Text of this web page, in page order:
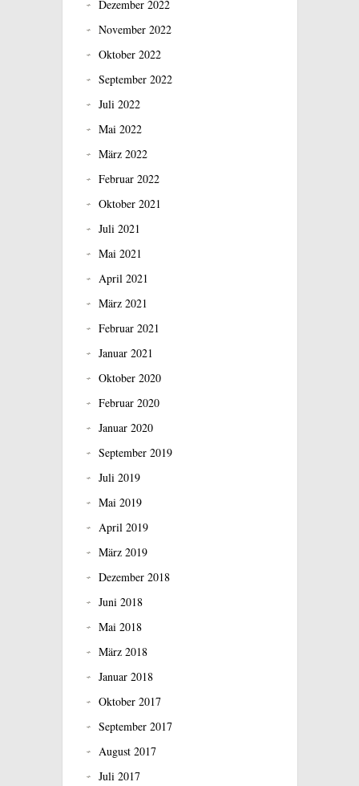
Dezember 2022
November 2022
Oktober 2022
September 2022
Juli 2022
Mai 2022
März 2022
Februar 2022
Oktober 2021
Juli 2021
Mai 2021
April 2021
März 2021
Februar 2021
Januar 2021
Oktober 2020
Februar 2020
Januar 2020
September 2019
Juli 2019
Mai 2019
April 2019
März 2019
Dezember 2018
Juni 2018
Mai 2018
März 2018
Januar 2018
Oktober 2017
September 2017
August 2017
Juli 2017